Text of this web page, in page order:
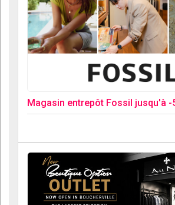
Magasin entrepôt Fossil jusqu'à -